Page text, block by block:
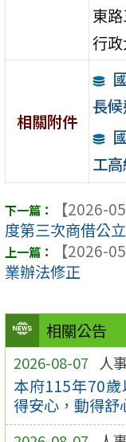
相關公告
2026-08-07 人
本府115年70
得安心，動得舒
東
行
相關附件
長
工
【2026-
度第三次商借公
【2026-
業辦法修正